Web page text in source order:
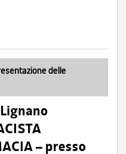
delle
– presso